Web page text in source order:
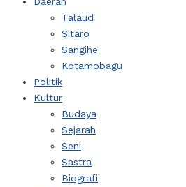
Talaud
Sitaro
Sangihe
Kotamobagu
Politik
Kultur
Budaya
Sejarah
Seni
Sastra
Biografi